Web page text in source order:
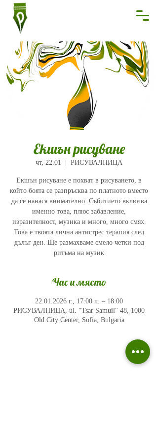
Екшън рисуване
чт, 22.01 РИСУВАЛНИЦА
Екшън рисуване е похват в рисуването, в
който боята се разпръсква по платното вместо
да се нанася внимателно. Събитието включва
именно това, плюс забавление,
изразителност, музика и много, много смях.
Това е твоята лична антистрес терапия след
дълъг ден. Ще размахваме смело четки под
ритъма на музик
Час и място
22.01.2026 г., 17:00 ч. – 18:00
РИСУВАЛНИЦА, ul. "Tsar Samuil" 48, 1000
Old City Center, Sofia, Bulgaria